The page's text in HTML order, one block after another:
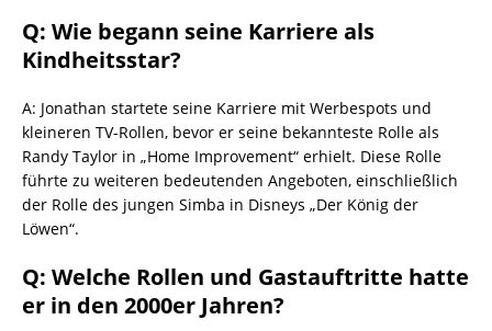
Q: Wie begann seine Karriere als
Kindheitsstar?
A: Jonathan startete seine Karriere mit Werbespots und
kleineren TV-Rollen, bevor er seine bekannteste Rolle als
Randy Taylor in „Home Improvement“ erhielt. Diese Rolle
führte zu weiteren bedeutenden Angeboten, einschließlich
der Rolle des jungen Simba in Disneys „Der König der
Löwen“.
Q: Welche Rollen und Gastauftritte hatte
er in den 2000er Jahren?